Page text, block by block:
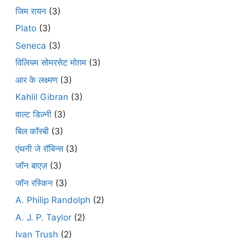
जिम रायन (3)
Plato (3)
Seneca (3)
विलियम सोमरसेट मोग़म (3)
आर के लक्ष्मण(3)
Kahlil Gibran (3)
वाल्ट डिज़्नी (3)
बिल कॉस्बी (3)
एंथनी जे रॉबिन्स(3)
जॉन बाएज़ (3)
जॉन रस्किन (3)
A. Philip Randolph (2)
A. J. P. Taylor (2)
Ivan Trush (2)